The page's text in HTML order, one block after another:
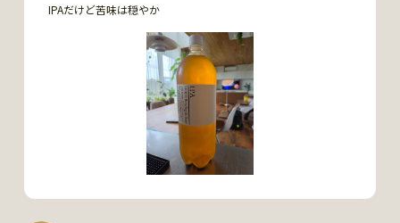
IPAだけど苦味は穏やか